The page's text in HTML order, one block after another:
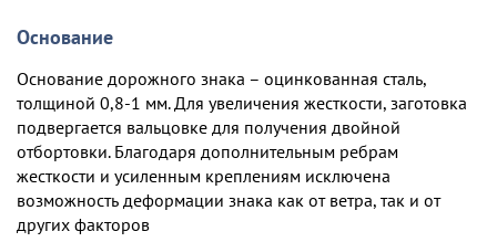
Основание
Основание дорожного знака – оцинкованная сталь,
толщиной 0,8-1 мм. Для увеличения жесткости, заготовка
подвергается вальцовке для получения двойной
отбортовки. Благодаря дополнительным ребрам
жесткости и усиленным креплениям исключена
возможность деформации знака как от ветра, так и от
других факторов